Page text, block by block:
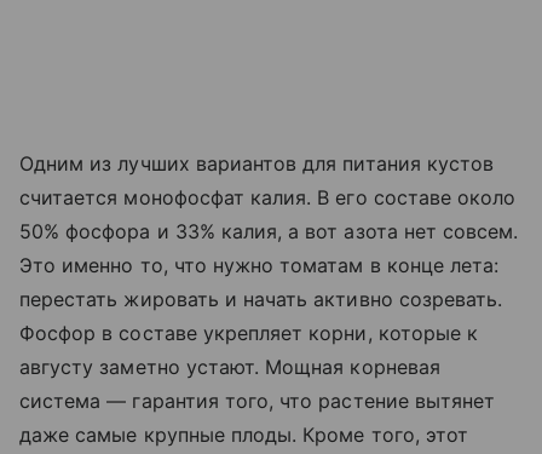
Одним из лучших вариантов для питания кустов
считается монофосфат калия. В его составе около
50% фосфора и 33% калия, а вот азота нет совсем.
Это именно то, что нужно томатам в конце лета:
перестать жировать и начать активно созревать.
Фосфор в составе укрепляет корни, которые к
августу заметно устают. Мощная корневая
система — гарантия того, что растение вытянет
даже самые крупные плоды. Кроме того, этот